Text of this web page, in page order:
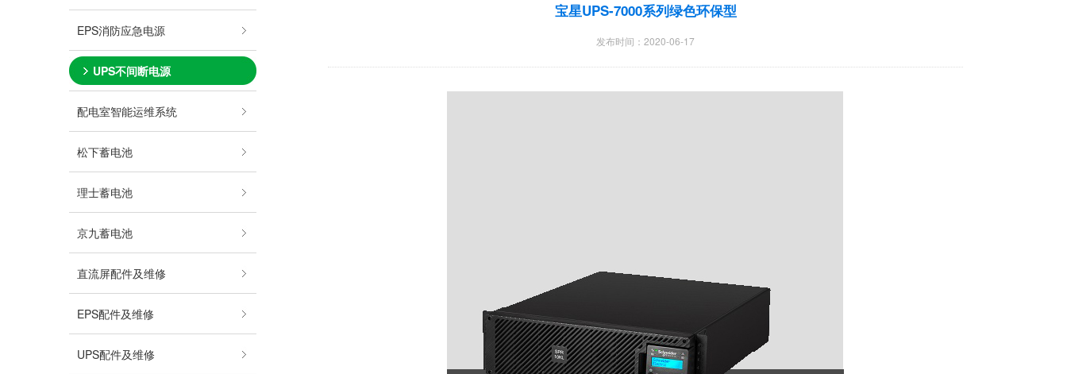
EPS消防应急电源
UPS不间断电源
配电室智能运维系统
松下蓄电池
理士蓄电池
京九蓄电池
直流屏配件及维修
EPS配件及维修
UPS配件及维修
宝星UPS-7000系列绿色环保型
发布时间：2020-06-17